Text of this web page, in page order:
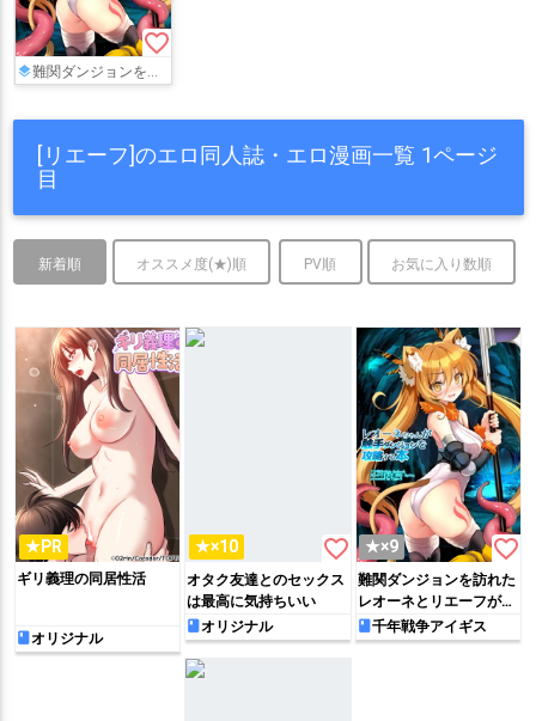
favorite_border
難関ダンジョンを訪れたレオーネとリエーフが触手に絡まれて尻穴をイジられたり、2穴に触手ち◯ぽを挿入されて体を棲家にされてしまう…
[リエーフ]のエロ同人誌・エロ漫画一覧 1ページ
目
新着順 オススメ度(★)順 PV順 お気に入り数順
★PR
ギリ義理の同居性活
オリジナル
★×10 favorite_border
オタク友達とのセックス
は最高に気持ちいい
オリジナル
★×9 favorite_border
難関ダンジョンを訪れた
レオーネとリエーフが触
手に絡まれて尻穴をイジ
られたり、2穴に触手ち
千年戦争アイギス